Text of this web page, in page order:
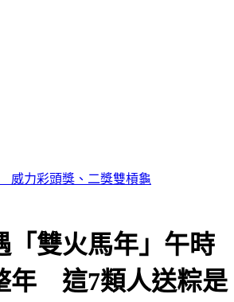
陸委會曝「這類人」最危險
「雙火馬年」午時
年 這7類人送粽是